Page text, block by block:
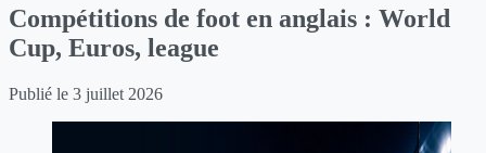
Compétitions de foot en anglais : World
Cup, Euros, league
Publié le 3 juillet 2026